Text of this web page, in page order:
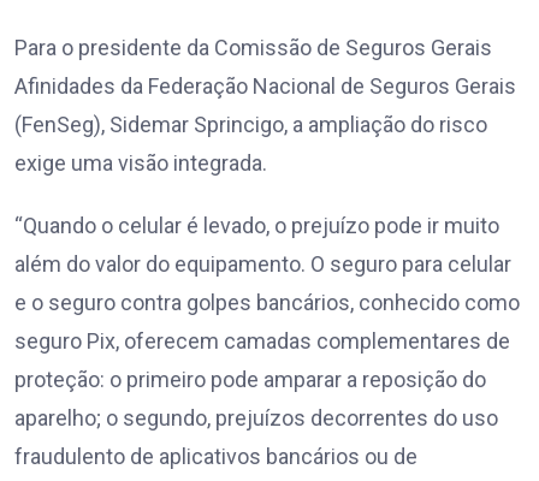
Para o presidente da Comissão de Seguros Gerais
Afinidades da Federação Nacional de Seguros Gerais
(FenSeg), Sidemar Sprincigo, a ampliação do risco
exige uma visão integrada.
“Quando o celular é levado, o prejuízo pode ir muito
além do valor do equipamento. O seguro para celular
e o seguro contra golpes bancários, conhecido como
seguro Pix, oferecem camadas complementares de
proteção: o primeiro pode amparar a reposição do
aparelho; o segundo, prejuízos decorrentes do uso
fraudulento de aplicativos bancários ou de